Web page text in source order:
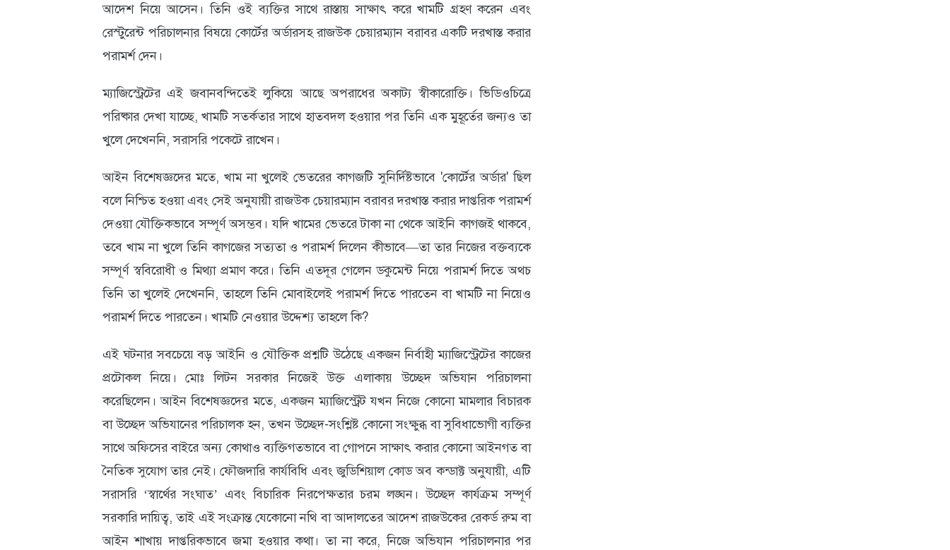
আদেশ নিয়ে আসেন। তিনি ওই ব্যক্তির সাথে রাস্তায় সাক্ষাৎ করে খামটি গ্রহণ করেন এবং
রেস্টুরেন্ট পরিচালনার বিষয়ে কোর্টের অর্ডারসহ রাজউক চেয়ারম্যান বরাবর একটি দরখাস্ত করার
পরামর্শ দেন।
ম্যাজিস্ট্রেটের এই জবানবন্দিতেই লুকিয়ে আছে অপরাধের অকাট্য স্বীকারোক্তি। ভিডিওচিত্রে
পরিষ্কার দেখা যাচ্ছে, খামটি সতর্কতার সাথে হাতবদল হওয়ার পর তিনি এক মুহূর্তের জন্যও তা
খুলে দেখেননি, সরাসরি পকেটে রাখেন।
আইন বিশেষজ্ঞদের মতে, খাম না খুলেই ভেতরের কাগজটি সুনির্দিষ্টভাবে 'কোর্টের অর্ডার' ছিল
বলে নিশ্চিত হওয়া এবং সেই অনুযায়ী রাজউক চেয়ারম্যান বরাবর দরখাস্ত করার দাপ্তরিক পরামর্শ
দেওয়া যৌক্তিকভাবে সম্পূর্ণ অসম্ভব। যদি খামের ভেতরে টাকা না থেকে আইনি কাগজই থাকবে,
তবে খাম না খুলে তিনি কাগজের সত্যতা ও পরামর্শ দিলেন কীভাবে—তা তার নিজের বক্তব্যকে
সম্পূর্ণ স্ববিরোধী ও মিথ্যা প্রমাণ করে। তিনি এতদূর গেলেন ডকুমেন্ট নিয়ে পরামর্শ দিতে অথচ
তিনি তা খুলেই দেখেননি, তাহলে তিনি মোবাইলেই পরামর্শ দিতে পারতেন বা খামটি না নিয়েও
পরামর্শ দিতে পারতেন। খামটি নেওয়ার উদ্দেশ্য তাহলে কি?
এই ঘটনার সবচেয়ে বড় আইনি ও যৌক্তিক প্রশ্নটি উঠেছে একজন নির্বাহী ম্যাজিস্ট্রেটের কাজের
প্রটোকল নিয়ে। মোঃ লিটন সরকার নিজেই উক্ত এলাকায় উচ্ছেদ অভিযান পরিচালনা
করেছিলেন। আইন বিশেষজ্ঞদের মতে, একজন ম্যাজিস্ট্রেট যখন নিজে কোনো মামলার বিচারক
বা উচ্ছেদ অভিযানের পরিচালক হন, তখন উচ্ছেদ-সংশ্লিষ্ট কোনো সংক্ষুব্ধ বা সুবিধাভোগী ব্যক্তির
সাথে অফিসের বাইরে অন্য কোথাও ব্যক্তিগতভাবে বা গোপনে সাক্ষাৎ করার কোনো আইনগত বা
নৈতিক সুযোগ তার নেই। ফৌজদারি কার্যবিধি এবং জুডিশিয়াল কোড অব কন্ডাক্ট অনুযায়ী, এটি
সরাসরি ‘স্বার্থের সংঘাত’ এবং বিচারিক নিরপেক্ষতার চরম লঙ্ঘন। উচ্ছেদ কার্যক্রম সম্পূর্ণ
সরকারি দায়িত্ব, তাই এই সংক্রান্ত যেকোনো নথি বা আদালতের আদেশ রাজউকের রেকর্ড রুম বা
আইন শাখায় দাপ্তরিকভাবে জমা হওয়ার কথা। তা না করে, নিজে অভিযান পরিচালনার পর